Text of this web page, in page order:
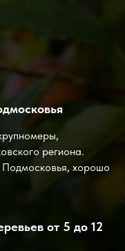
региона.
Подмосковья, хорошо
от 5 до 12